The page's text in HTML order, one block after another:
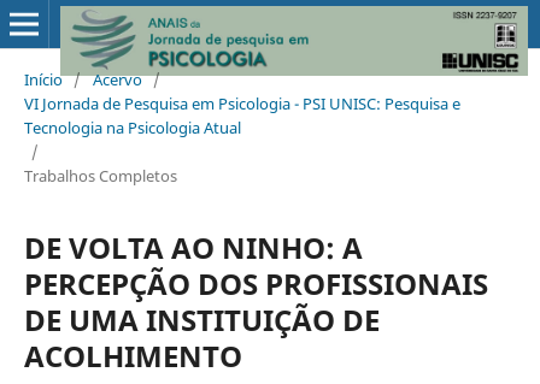
Início / Acervo /
VI Jornada de Pesquisa em Psicologia - PSI UNISC: Pesquisa e
Tecnologia na Psicologia Atual
/
Trabalhos Completos
DE VOLTA AO NINHO: A
PERCEPÇÃO DOS PROFISSIONAIS
DE UMA INSTITUIÇÃO DE
ACOLHIMENTO